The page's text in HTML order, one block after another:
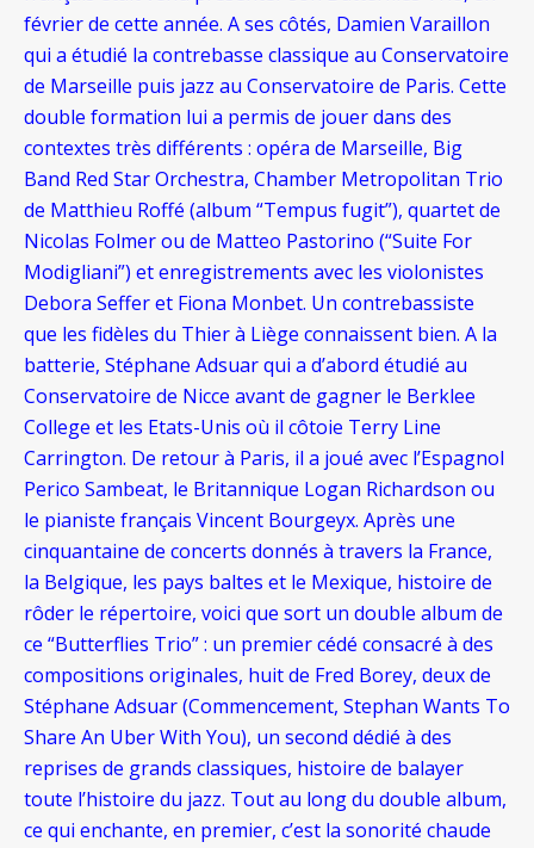
février de cette année. A ses côtés, Damien Varaillon
qui a étudié la contrebasse classique au Conservatoire
de Marseille puis jazz au Conservatoire de Paris. Cette
double formation lui a permis de jouer dans des
contextes très différents : opéra de Marseille, Big
Band Red Star Orchestra, Chamber Metropolitan Trio
de Matthieu Roffé (album “Tempus fugit”), quartet de
Nicolas Folmer ou de Matteo Pastorino (“Suite For
Modigliani”) et enregistrements avec les violonistes
Debora Seffer et Fiona Monbet. Un contrebassiste
que les fidèles du Thier à Liège connaissent bien. A la
batterie, Stéphane Adsuar qui a d’abord étudié au
Conservatoire de Nicce avant de gagner le Berklee
College et les Etats-Unis où il côtoie Terry Line
Carrington. De retour à Paris, il a joué avec l’Espagnol
Perico Sambeat, le Britannique Logan Richardson ou
le pianiste français Vincent Bourgeyx. Après une
cinquantaine de concerts donnés à travers la France,
la Belgique, les pays baltes et le Mexique, histoire de
rôder le répertoire, voici que sort un double album de
ce “Butterflies Trio” : un premier cédé consacré à des
compositions originales, huit de Fred Borey, deux de
Stéphane Adsuar (Commencement, Stephan Wants To
Share An Uber With You), un second dédié à des
reprises de grands classiques, histoire de balayer
toute l’histoire du jazz. Tout au long du double album,
ce qui enchante, en premier, c’est la sonorité chaude